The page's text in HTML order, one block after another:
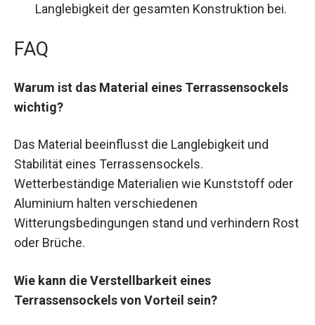
Langlebigkeit der gesamten Konstruktion bei.
FAQ
Warum ist das Material eines Terrassensockels
wichtig?
Das Material beeinflusst die Langlebigkeit und
Stabilität eines Terrassensockels.
Wetterbeständige Materialien wie Kunststoff oder
Aluminium halten verschiedenen
Witterungsbedingungen stand und verhindern Rost
oder Brüche.
Wie kann die Verstellbarkeit eines
Terrassensockels von Vorteil sein?